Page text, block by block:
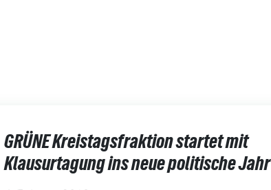
GRÜNE Kreistagsfraktion startet mit
Klausurtagung ins neue politische Jahr